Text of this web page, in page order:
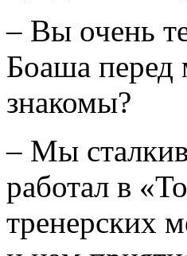
– Вы очень
Боаша перед
знакомы?
– Мы
работал в
тренерских